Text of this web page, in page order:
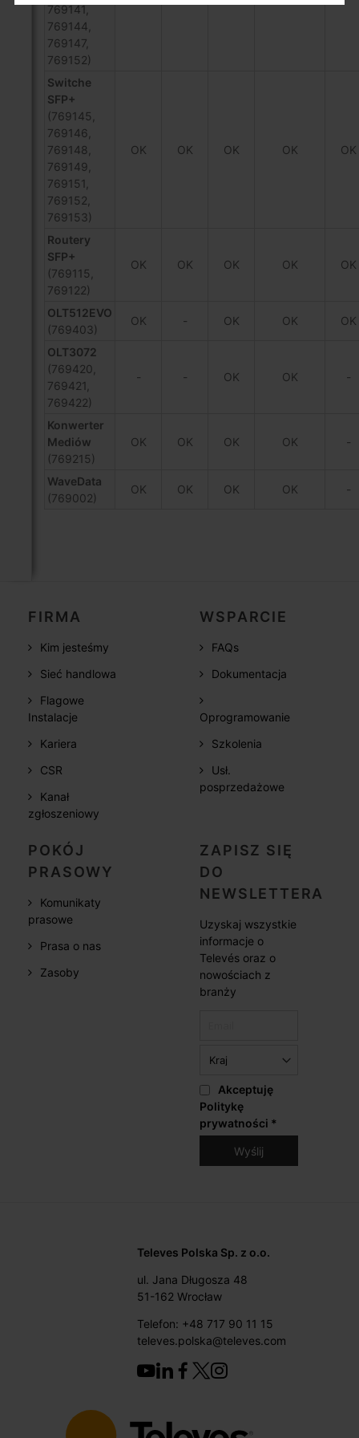
769141,
769144,
769147,
769152)
Switche
SFP+
(769145,
769146,
769148,
769149,
769151,
769152,
769153)
OK OK OK OK OK
Routery
SFP+
(769115,
769122)
OK OK OK OK OK
OLT512EVO
(769403)
OK - OK OK OK
OLT3072
(769420,
769421,
769422)
- - OK OK -
Konwerter
Mediów
(769215)
OK OK OK OK -
WaveData
(769002)
OK OK OK OK -
FIRMA
Kim jesteśmy
Sieć handlowa
Flagowe
Instalacje
Kariera
CSR
Kanał
zgłoszeniowy
WSPARCIE
FAQs
Dokumentacja
Oprogramowanie
Szkolenia
Usł.
posprzedażowe
POKÓJ
PRASOWY
Komunikaty
prasowe
Prasa o nas
Zasoby
ZAPISZ SIĘ
DO
NEWSLETTERA
Uzyskaj wszystkie
informacje o
Televés oraz o
nowościach z
branży
Akceptuję
Politykę
prywatności *
Televes Polska Sp. z o.o.
ul. Jana Długosza 48
51-162 Wrocław
Telefon: +48 717 90 11 15
televes.polska@televes.com